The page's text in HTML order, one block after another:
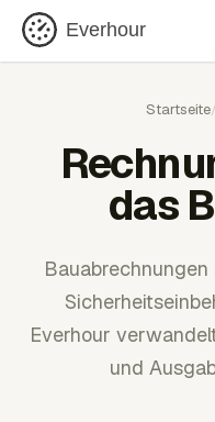
Everhour
Startseite/
das
Everhour
und